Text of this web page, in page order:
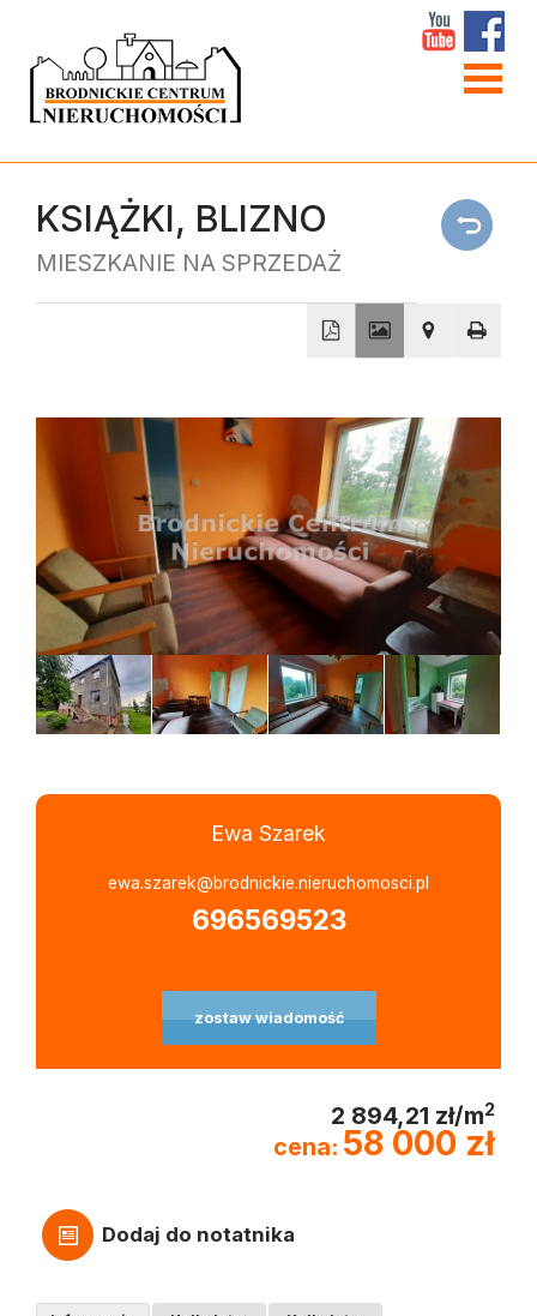
główna
O
firmie
Linki
KSIĄŻKI, BLIZNO
MIESZKANIE NA SPRZEDAŻ
−
Ewa Szarek
ewa.szarek@brodnickie.nieruchomosci.pl
696569523
zostaw wiadomość
2 894,21 zł/m2
cena: 58 000 zł
Dodaj do notatnika